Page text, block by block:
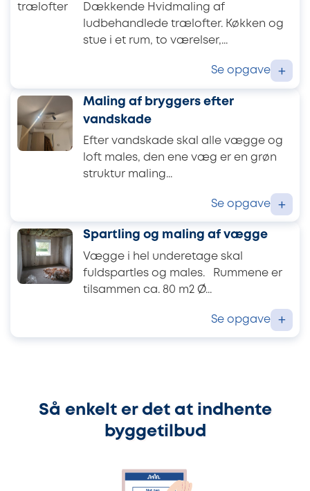
Dækkende Hvidmaling af
ludbehandlede trælofter. Køkken og
stue i et rum, to værelser,...
Se opgave +
Maling af bryggers efter
vandskade
Efter vandskade skal alle vægge og
loft males, den ene væg er en grøn
struktur maling...
Se opgave +
Spartling og maling af vægge
Vægge i hel underetage skal
fuldspartles og males. Rummene er
tilsammen ca. 80 m2 Ø...
Se opgave +
Så enkelt er det at indhente
byggetilbud